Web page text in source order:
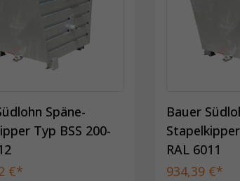
Späne-
Typ BSS 200-
€*
Bauer
RAL 6011
934,39 €*